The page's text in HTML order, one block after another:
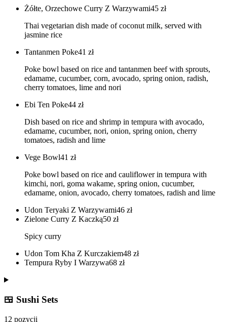
Żółte, Orzechowe Curry Z Warzywami45 zł
Thai vegetarian dish made of coconut milk, served with
jasmine rice
Tantanmen Poke41 zł
Poke bowl based on rice and tantanmen beef with sprouts,
edamame, cucumber, corn, avocado, spring onion, radish,
cherry tomatoes, lime and nori
Ebi Ten Poke44 zł
Dish based on rice and shrimp in tempura with avocado,
edamame, cucumber, nori, onion, spring onion, cherry
tomatoes, radish and lime
Vege Bowl41 zł
Poke bowl based on rice and cauliflower in tempura with
kimchi, nori, goma wakame, spring onion, cucumber,
edamame, onion, avocado, cherry tomatoes, radish and lime
Udon Teryaki Z Warzywami46 zł
Zielone Curry Z Kaczką50 zł
Spicy curry
Udon Tom Kha Z Kurczakiem48 zł
Tempura Ryby I Warzywa68 zł
🍱 Sushi Sets
12 pozycji